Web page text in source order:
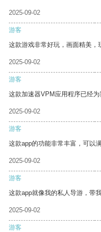
2025-09-02
游客
这款游戏非常好玩，画面精美，
2025-09-02
游客
这款加速器VPM应用程序已经为
2025-09-02
游客
这款app的功能非常丰富，可以
2025-09-02
游客
这款app就像我的私人导游，带
2025-09-02
游客